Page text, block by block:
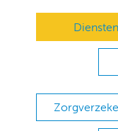
Diensten